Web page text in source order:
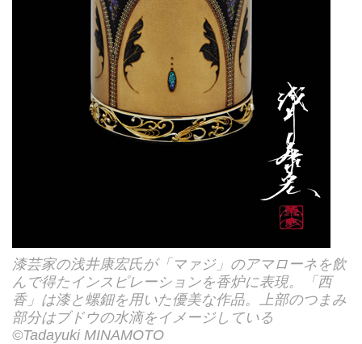
漆芸家の浅井康宏氏が「マァジ」のアマローネを飲
んで得たインスピレーションを香炉に表現。「西
香」は漆と螺鈿を用いた優美な作品。上部のつまみ
部分はブドウの水滴をイメージしている
©Tadayuki MINAMOTO